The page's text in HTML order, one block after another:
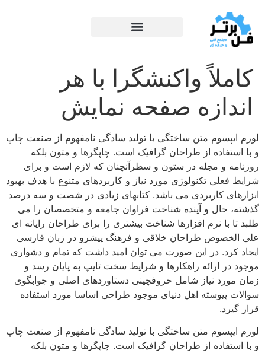
کاملاً واکنشگرا با هر
اندازه صفحه نمایش
لورم ایپسوم متن ساختگی با تولید سادگی نامفهوم از صنعت چاپ
و با استفاده از طراحان گرافیک است. چاپگرها و متون بلکه
روزنامه و مجله در ستون و سطرآنچنان که لازم است و برای
شرایط فعلی تکنولوژی مورد نیاز و کاربردهای متنوع با هدف بهبود
ابزارهای کاربردی می باشد. کتابهای زیادی در شصت و سه درصد
گذشته، حال و آینده شناخت فراوان جامعه و متخصصان را می
طلبد تا با نرم افزارها شناخت بیشتری را برای طراحان رایانه ای
علی الخصوص طراحان خلاقی و فرهنگ پیشرو در زبان فارسی
ایجاد کرد. در این صورت می توان امید داشت که تمام و دشواری
موجود در ارائه راهکارها و شرایط سخت تایپ به پایان رسد و
زمان مورد نیاز شامل حروفچینی دستاوردهای اصلی و جوابگوی
سوالات پیوسته اهل دنیای موجود طراحی اساسا مورد استفاده
قرار گیرد.
لورم ایپسوم متن ساختگی با تولید سادگی نامفهوم از صنعت چاپ
و با استفاده از طراحان گرافیک است. چاپگرها و متون بلکه